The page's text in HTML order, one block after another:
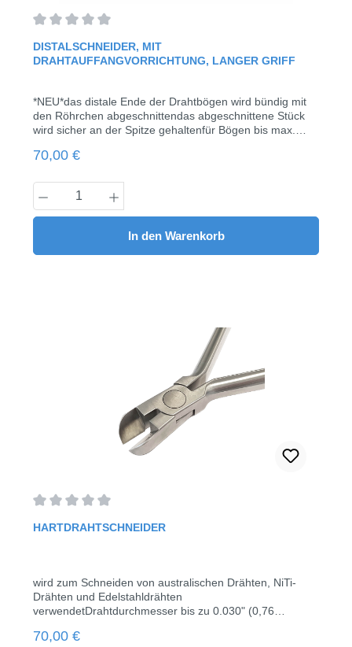
DISTALSCHNEIDER, MIT
DRAHTAUFFANGVORRICHTUNG, LANGER GRIFF
*NEU*das distale Ende der Drahtbögen wird bündig mit
den Röhrchen abgeschnittendas abgeschnittene Stück
wird sicher an der Spitze gehaltenfür Bögen bis max.
Regulärer Preis:
70,00 €
Produkt Anzahl: Gib den gewünschten
In den Warenkorb
HARTDRAHTSCHNEIDER
wird zum Schneiden von australischen Drähten, NiTi-
Drähten und Edelstahldrähten
verwendetDrahtdurchmesser bis zu 0.030" (0,76
Regulärer Preis:
70,00 €